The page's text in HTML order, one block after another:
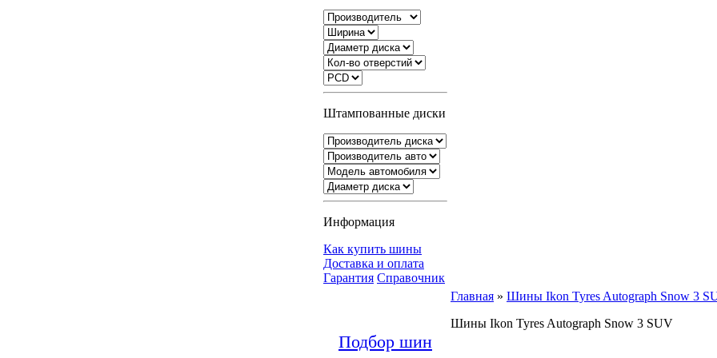
Штампованные диски
Информация
Как купить шины
Доставка и оплата
Гарантия Справочник
Подбор шин
Главная » Шины Ikon Tyres Autograph Snow 3
Шины Ikon Tyres Autograph Snow 3 SUV